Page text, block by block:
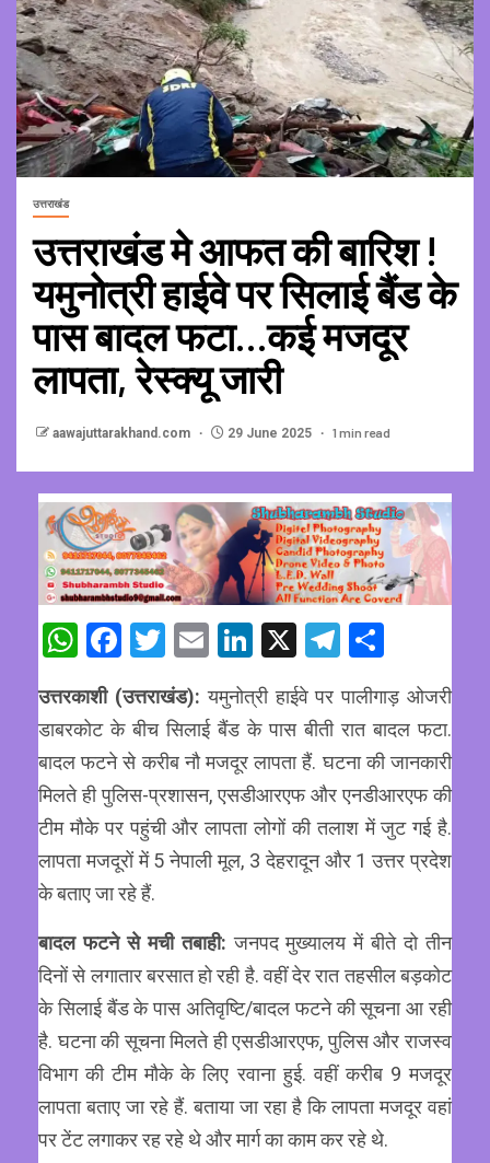
उत्तराखंड
उत्तराखंड मे आफत की बारिश !
यमुनोत्री हाईवे पर सिलाई बैंड के
पास बादल फटा…कई मजदूर
लापता, रेस्क्यू जारी
aawajuttarakhand.com 29 June 2025 1 min read
WhatsApp
Facebook
Twitter
EmailLinkedIn
X Telegram
उत्तरकाशी (उत्तराखंड): यमुनोत्री हाईवे पर पालीगाड़ ओजरी
डाबरकोट के बीच सिलाई बैंड के पास बीती रात बादल फटा.
बादल फटने से करीब नौ मजदूर लापता हैं. घटना की जानकारी
मिलते ही पुलिस-प्रशासन, एसडीआरएफ और एनडीआरएफ की
टीम मौके पर पहुंची और लापता लोगों की तलाश में जुट गई है.
लापता मजदूरों में 5 नेपाली मूल, 3 देहरादून और 1 उत्तर प्रदेश
के बताए जा रहे हैं.
बादल फटने से मची तबाही: जनपद मुख्यालय में बीते दो तीन
दिनों से लगातार बरसात हो रही है. वहीं देर रात तहसील बड़कोट
के सिलाई बैंड के पास अतिवृष्टि/बादल फटने की सूचना आ रही
है. घटना की सूचना मिलते ही एसडीआरएफ, पुलिस और राजस्व
विभाग की टीम मौके के लिए रवाना हुई. वहीं करीब 9 मजदूर
लापता बताए जा रहे हैं. बताया जा रहा है कि लापता मजदूर वहां
पर टेंट लगाकर रह रहे थे और मार्ग का काम कर रहे थे.